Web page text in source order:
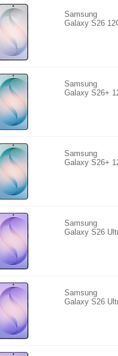
Samsung
Galaxy S26
Samsung
Galaxy S26+
Samsung
Galaxy S26+
Samsung
Galaxy S26
Samsung
Galaxy S26